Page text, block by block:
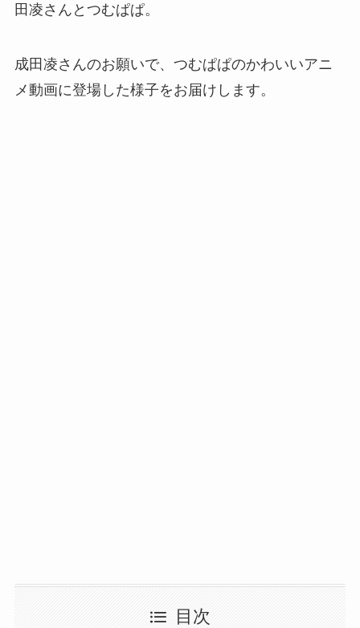
田凌さんとつむぱぱ。
成田凌さんのお願いで、つむぱぱのかわいいアニ
メ動画に登場した様子をお届けします。
目次